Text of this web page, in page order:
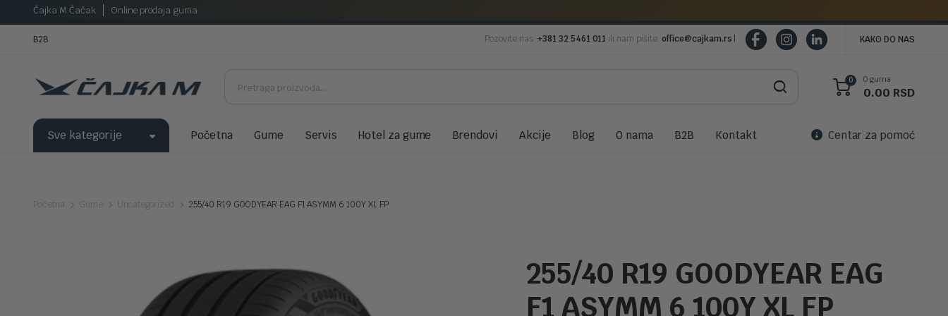
Čajka M Čačak Online prodaja guma
B2B Pozovite nas: +381 32 5461 011 ili nam pišite: office@cajkam.rs | KAKO DO NAS
0 0 guma
0.00 RSD
Sve kategorije Početna Gume Servis Hotel za gume Brendovi Akcije Blog O nama B2B Kontakt Centar za pomoć
Početna Gume Uncategorized 255/40 R19 GOODYEAR EAG F1 ASYMM 6 100Y XL FP
255/40 R19 GOODYEAR EAG
F1 ASYMM 6 100Y XL FP